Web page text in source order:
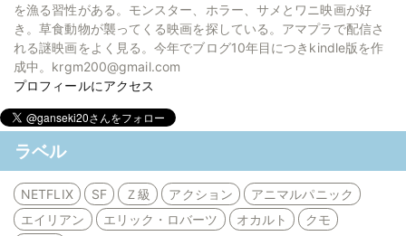
を漁る習性がある。モンスター、ホラー、サメとワニ映画が好
き。草食動物が襲ってくる映画を探している。アマプラで配信さ
れる謎映画をよく見る。今年でブログ10年目につきkindle版を作
成中。krgm200@gmail.com
プロフィールにアクセス
ラベル
NETFLIX SF Ｚ級 アクション
アニマルパニック
エイリアン
エリック・ロバーツ オカルト
クモ